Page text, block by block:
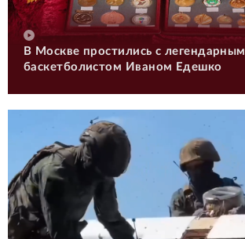
В Москве простились с легендарным
баскетболистом Иваном Едешко